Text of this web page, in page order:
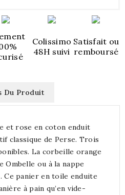
Colissimo
48H suivi
Satisfait ou
remboursé
Du Produit
et rose en coton enduit
classique de Perse. Trois
La corbeille orange
Ombelle ou à la nappe
Ce panier en toile enduite
à pain qu’en vide-